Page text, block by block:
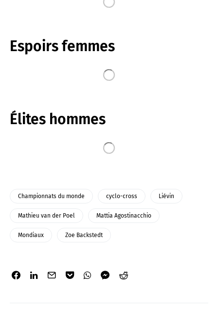
Espoirs femmes
Élites hommes
Championnats du monde cyclo-cross Liévin
Mathieu van der Poel Mattia Agostinacchio
Mondiaux Zoe Backstedt